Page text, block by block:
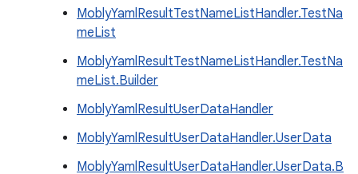
MoblyYamlResultTestNameListHandler.TestNa
meList
MoblyYamlResultTestNameListHandler.TestNa
meList.Builder
MoblyYamlResultUserDataHandler
MoblyYamlResultUserDataHandler.UserData
MoblyYamlResultUserDataHandler.UserData.B